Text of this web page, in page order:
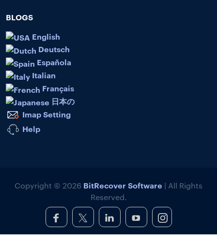
BLOGS
English
Deutsch
Española
Italian
Français
日本の
Imap Setting
Help
Copyright © 2026 BitRecover Software | All Rights
Reserved.